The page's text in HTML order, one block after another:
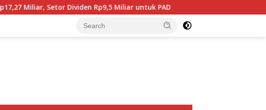
Rp9,5 Miliar untuk PAD BPJS Kesehatan Karawang Tegaskan